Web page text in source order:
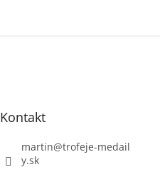
Kontakt
martin@trofeje-medail
y.sk